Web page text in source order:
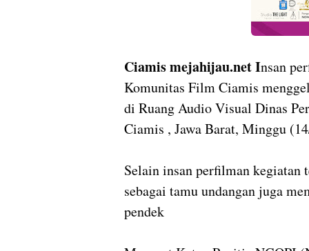
Ciamis mejahijau.net Insan
Komunitas Film Ciamis
di Ruang Audio Visual Dinas
Ciamis , Jawa Barat, Minggu
Selain insan perfilman kegiatan
sebagai tamu undangan juga
pendek